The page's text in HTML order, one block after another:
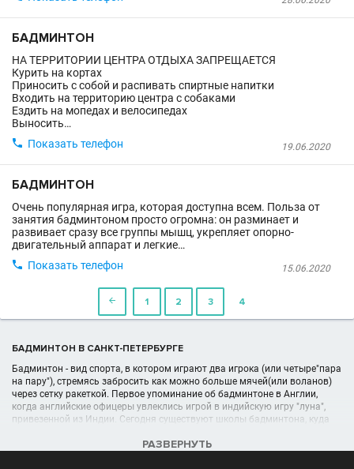
БАДМИНТОН
НА ТЕРРИТОРИИ ЦЕНТРА ОТДЫХА ЗАПРЕЩАЕТСЯ
Курить на кортах
Приносить с собой и распивать спиртные напитки
Входить на территорию центра с собаками
Ездить на мопедах и велосипедах
Выносить…
19.06.2020
 Показать телефон
БАДМИНТОН
Очень популярная игра, которая доступна всем. Польза от
занятия бадминтоном просто огромна: он разминает и
развивает сразу все группы мышц, укрепляет опорно-
двигательный аппарат и легкие…
15.06.2020
 Показать телефон
 1 2 3 4
БАДМИНТОН В САНКТ-ПЕТЕРБУРГЕ
Бадминтон - вид спорта, в котором играют два игрока (или четыре"пара
на пару"), стремясь забросить как можно больше мячей(или воланов)
через сетку ракеткой. Первое упоминание об бадминтоне в Англии,
когда английские офицеры увлеклись игрой в индийскую игру "луна",
привезенной из Индии. Сегодня существуют школы бадминтона, куда
РАЗВЕРНУТЬ